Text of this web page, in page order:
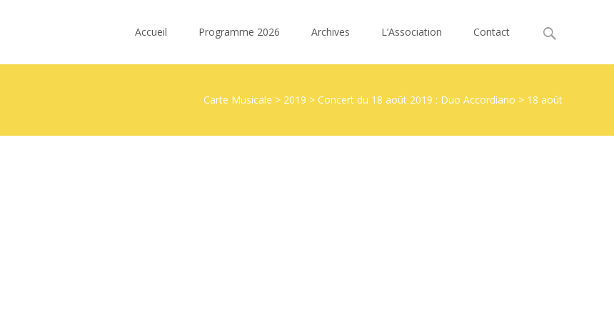
Accueil Programme 2026 Archives L’Association Contact
Search
Carte Musicale > 2019 > Concert du 18 août 2019 : Duo Accordiano > 18 août